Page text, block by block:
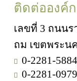
ติดต่อองค์ก
เลขที่ 3 ถนน
ถม เขตพระน
0-2281-
0-2281-0979